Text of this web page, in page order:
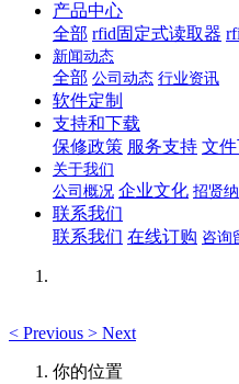
产品中心
全部 rfid固定式读取器
新闻动态
全部 公司动态 行业资讯
软件定制
支持和下载
保修政策 服务支持 文
关于我们
公司概况 企业文化 招贤
联系我们
联系我们 在线订购 咨询
< Previous > Next
你的位置